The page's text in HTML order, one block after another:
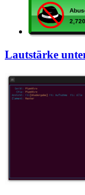
Lautstärke